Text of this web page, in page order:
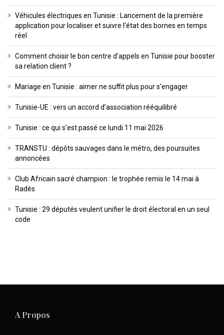
Véhicules électriques en Tunisie : Lancement de la première
application pour localiser et suivre l’état des bornes en temps
réel
Comment choisir le bon centre d’appels en Tunisie pour booster
sa relation client ?
Mariage en Tunisie : aimer ne suffit plus pour s’engager
Tunisie-UE : vers un accord d’association rééquilibré
Tunisie : ce qui s’est passé ce lundi 11 mai 2026
TRANSTU : dépôts sauvages dans le métro, des poursuites
annoncées
Club Africain sacré champion : le trophée remis le 14 mai à
Radès
Tunisie : 29 députés veulent unifier le droit électoral en un seul
code
A Propos